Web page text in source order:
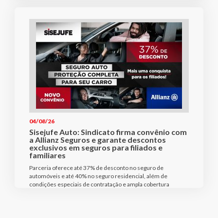
04/08/26
Sisejufe Auto: Sindicato firma convênio com
a Allianz Seguros e garante descontos
exclusivos em seguros para filiados e
familiares
Parceria oferece até 37% de desconto no seguro de
automóveis e até 40% no seguro residencial, além de
condições especiais de contratação e ampla cobertura